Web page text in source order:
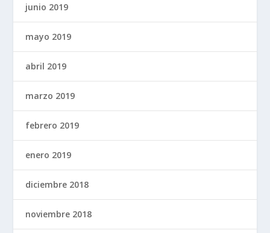
junio 2019
mayo 2019
abril 2019
marzo 2019
febrero 2019
enero 2019
diciembre 2018
noviembre 2018